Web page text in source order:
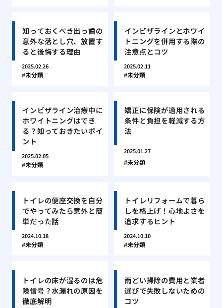
知っておくべき出っ歯の
意外な落とし穴、放置す
ると後悔する理由
2025.02.26
未分類
インビザラインとホワイ
トニングを併用する際の
注意点とコツ
2025.02.11
未分類
インビザライン治療中に
ホワイトニングはでき
る？知っておきたいポイ
ント
2025.02.05
未分類
矯正に保険が適用される
条件と負担を軽減する方
法
2025.01.27
未分類
トイレの便座交換を自分
でやってみたら意外と簡
単だった話
2024.10.18
未分類
トイレリフォームで暮ら
しを格上げ！心地よさを
追求するヒント
2024.10.10
未分類
トイレの床が湿るのは危
険信号？水漏れの原因を
徹底解明
雨どい掃除の費用と業者
選びで失敗しないための
コツ